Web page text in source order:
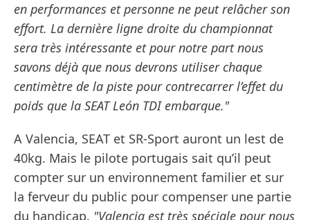
en performances et personne ne peut relâcher son
effort. La dernière ligne droite du championnat
sera très intéressante et pour notre part nous
savons déjà que nous devrons utiliser chaque
centimètre de la piste pour contrecarrer l’effet du
poids que la SEAT León TDI embarque."
A Valencia, SEAT et SR-Sport auront un lest de
40kg. Mais le pilote portugais sait qu’il peut
compter sur un environnement familier et sur
la ferveur du public pour compenser une partie
du handicap. "Valencia est très spéciale pour nous